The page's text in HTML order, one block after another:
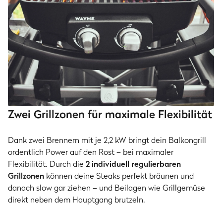
Zwei Grillzonen für maximale Flexibilität
Dank zwei Brennern mit je 2,2 kW bringt dein Balkongrill
ordentlich Power auf den Rost – bei maximaler
Flexibilität. Durch die 2 individuell regulierbaren
Grillzonen können deine Steaks perfekt bräunen und
danach slow gar ziehen – und Beilagen wie Grillgemüse
direkt neben dem Hauptgang brutzeln.